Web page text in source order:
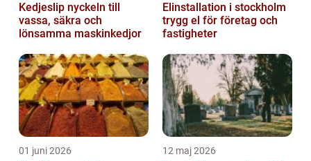
Kedjeslip nyckeln till
vassa, säkra och
lönsamma maskinkedjor
Elinstallation i stockholm
trygg el för företag och
fastigheter
01 juni 2026 12 maj 2026